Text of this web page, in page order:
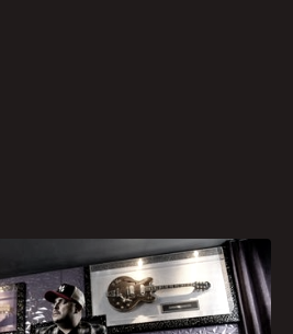
buscando novas